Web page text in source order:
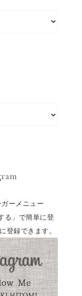
ーメニュー
る」で簡単に登
録できます。